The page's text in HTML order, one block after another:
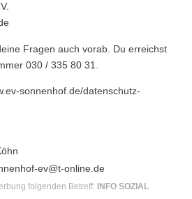
Fragen auch vorab. Du erreichst
030 / 335 80 31.
sonnenhof.de/datenschutz-
ev@t-online.de
folgenden Betreff:
INFO SOZIAL